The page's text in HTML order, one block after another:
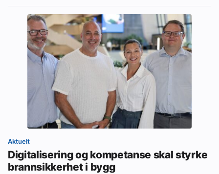
Aktuelt
Digitalisering og kompetanse skal styrke
brannsikkerhet i bygg